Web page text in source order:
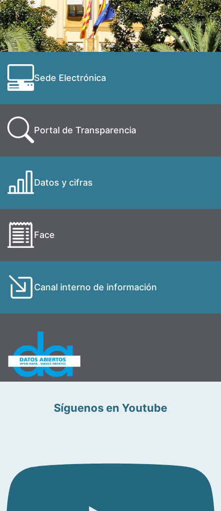
Sede Electrónica
Portal de Transparencia
Datos y cifras
Face
Canal interno de información
Síguenos en Youtube